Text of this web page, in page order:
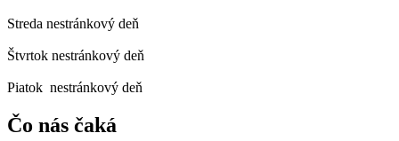
Streda nestránkový deň
Štvrtok nestránkový deň
Piatok nestránkový deň
Čo nás čaká